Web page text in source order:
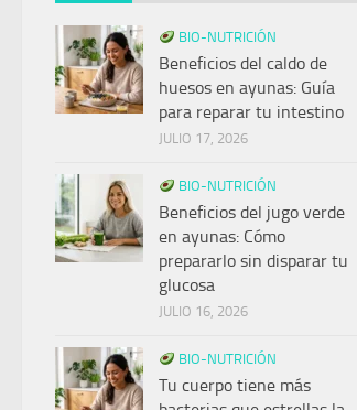
BIO-NUTRICIÓN
Beneficios del caldo de
huesos en ayunas: Guía
para reparar tu intestino
JULIO 17, 2026
BIO-NUTRICIÓN
Beneficios del jugo verde
en ayunas: Cómo
prepararlo sin disparar tu
glucosa
JULIO 16, 2026
BIO-NUTRICIÓN
Tu cuerpo tiene más